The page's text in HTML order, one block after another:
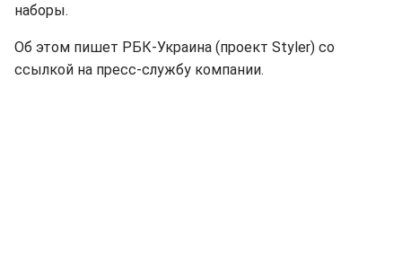
наборы.
Об этом пишет РБК-Украина (проект Styler) со
ссылкой на пресс-службу компании.